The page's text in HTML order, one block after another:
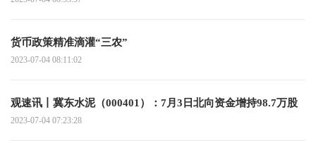
货币政策精准滴灌“三农”
2023-07-04 08:11:02
观速讯丨冀东水泥（000401）：7月3日北向资金增持98.7万股
2023-07-04 07:23:28